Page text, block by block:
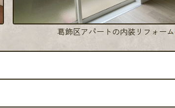
葛飾区アパートの内装リフォーム